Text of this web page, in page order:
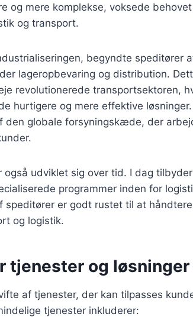
og mere komplekse, voksede
og transport.
begyndte speditører
lageropbevaring og distribution.
revolutionerede transportsektoren,
hurtigere og mere effektive
den globale forsyningskæde, der
udviklet sig over tid. I dag
programmer inden for
speditører er godt rustet til at
og logistik.
tjenester og
af tjenester, der kan tilpasses
tjenester inkluderer: